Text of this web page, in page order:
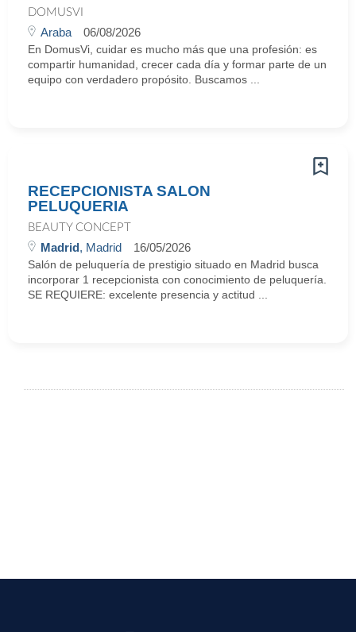
DOMUSVI
Araba 06/08/2026
En DomusVi, cuidar es mucho más que una profesión: es
compartir humanidad, crecer cada día y formar parte de un
equipo con verdadero propósito. Buscamos ...
RECEPCIONISTA SALON
PELUQUERIA
BEAUTY CONCEPT
Madrid, Madrid 16/05/2026
Salón de peluquería de prestigio situado en Madrid busca
incorporar 1 recepcionista con conocimiento de peluquería.
SE REQUIERE: excelente presencia y actitud ...